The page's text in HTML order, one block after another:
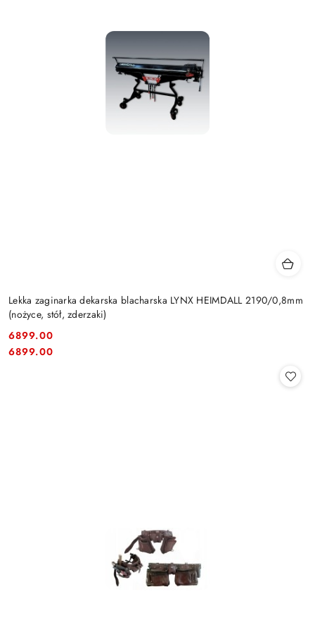
Lekka zaginarka dekarska blacharska LYNX HEIMDALL 2190/0,8mm
(nożyce, stół, zderzaki)
Cena:
6899.00
Cena:
6899.00